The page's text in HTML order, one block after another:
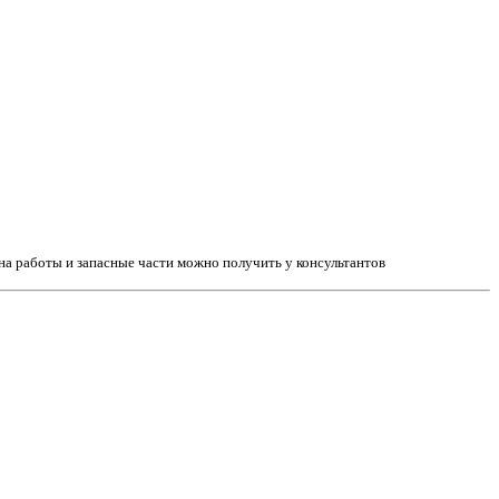
и запасные части можно получить у консультантов